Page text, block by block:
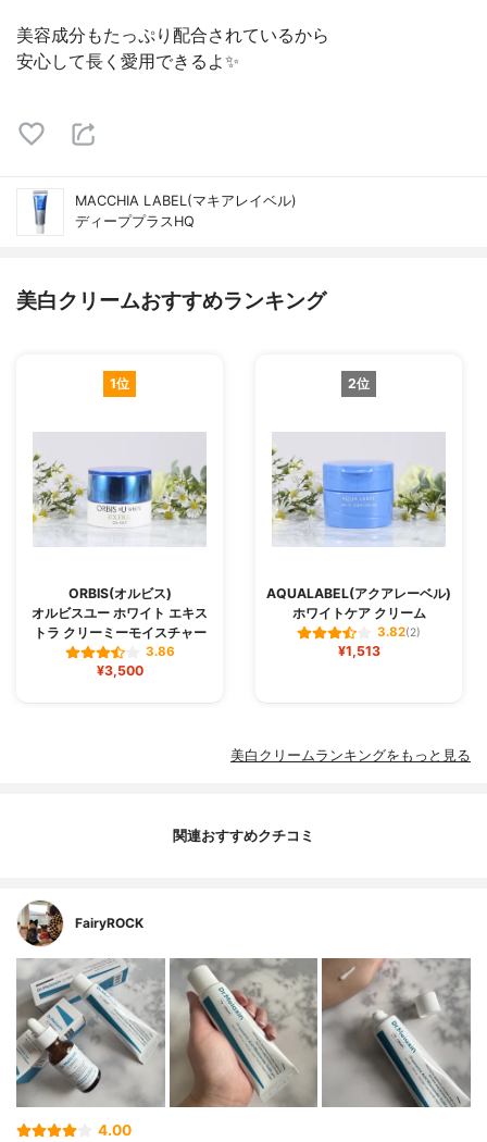
美容成分もたっぷり配合されているから
安心して長く愛用できるよ✨
MACCHIA LABEL(マキアレイベル)
ディーププラスHQ
美白クリームおすすめランキング
1位
ORBIS(オルビス)
オルビスユー ホワイト エキス
トラ クリーミーモイスチャー
3.86
¥3,500
2位
AQUALABEL(アクアレーベル)
ホワイトケア クリーム
3.82(2)
¥1,513
美白クリームランキングをもっと見る
関連おすすめクチコミ
FairyROCK
4.00